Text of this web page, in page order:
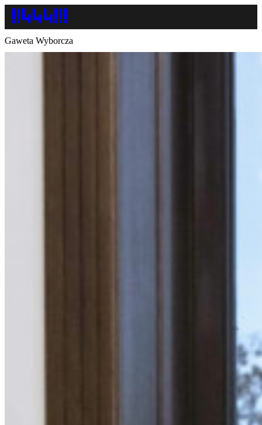
Gaweta Wyborcza